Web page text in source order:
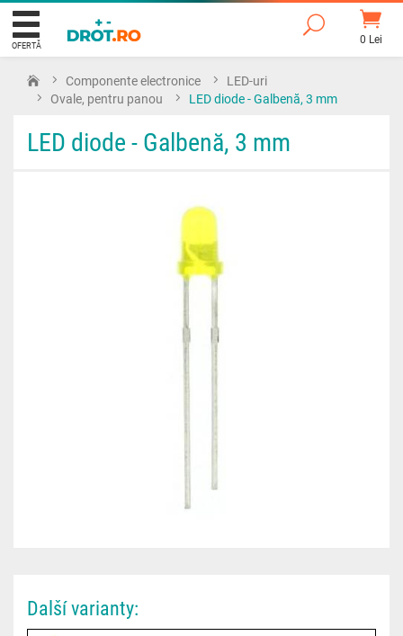
0 Lei
OFERTĂ
Componente electronice
LED-uri
Ovale, pentru panou
LED diode - Galbenă, 3 mm
LED diode - Galbenă, 3 mm
Další varianty: